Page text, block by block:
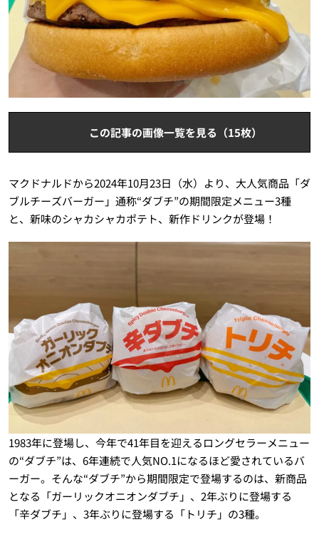
この記事の画像一覧を見る（15枚）
マクドナルドから2024年10月23日（水）より、大人気商品「ダ
ブルチーズバーガー」通称“ダブチ”の期間限定メニュー3種
と、新味のシャカシャカポテト、新作ドリンクが登場！
1983年に登場し、今年で41年目を迎えるロングセラーメニュー
の“ダブチ”は、6年連続で人気NO.1になるほど愛されているバ
ーガー。そんな“ダブチ”から期間限定で登場するのは、新商品
となる「ガーリックオニオンダブチ」、2年ぶりに登場する
「辛ダブチ」、3年ぶりに登場する「トリチ」の3種。